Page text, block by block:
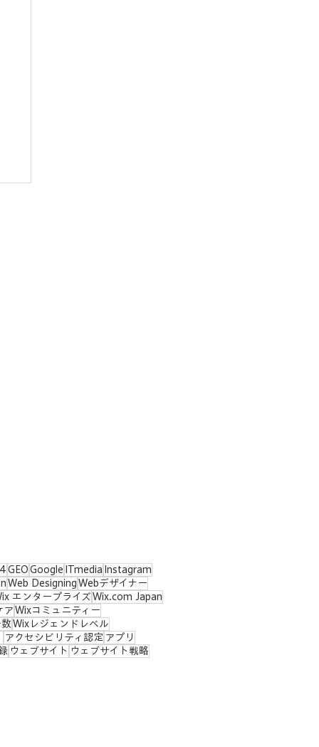
GEO Google ITmedia Instagram
Web Designing Webデザイナー
エンタープライズ Wix.com Japan
ア Wixコミュニティー
Wixレジェンドレベル
アクセシビリティ認定 アプリ
ウェブサイト ウェブサイト戦略